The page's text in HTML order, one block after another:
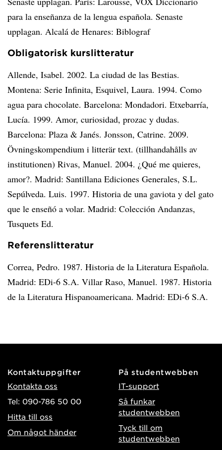
para la enseñanza de la lengua española. Senaste
upplagan. Alcalá de Henares: Biblograf
Obligatorisk kurslitteratur
Allende, Isabel. 2002. La ciudad de las Bestias.
Montena: Serie Infinita, Esquivel, Laura. 1994. Como
agua para chocolate. Barcelona: Mondadori. Etxebarría,
Lucía. 1999. Amor, curiosidad, prozac y dudas.
Barcelona: Plaza & Janés. Jonsson, Catrine. 2009.
Övningskompendium i litterär text. (tillhandahålls av
institutionen) Rivas, Manuel. 2004. ¿Qué me quieres,
amor?. Madrid: Santillana Ediciones Generales, S.L.
Sepúlveda. Luis. 1997. Historia de una gaviota y del gato
que le enseñó a volar. Madrid: Colección Andanzas,
Tusquets Ed.
Referenslitteratur
Correa, Pedro. 1987. Historia de la Literatura Española.
Madrid: EDi-6 S.A. Villar Raso, Manuel. 1987. Historia
de la Literatura Hispanoamericana. Madrid: EDi-6 S.A.
Kontaktuppgifter
Kontakta oss
Tel: 090-786 50 00
Hitta till oss
Om något händer
På studentwebben
IT-support
Så funkar
studentwebben
Tyck till om
studentwebben